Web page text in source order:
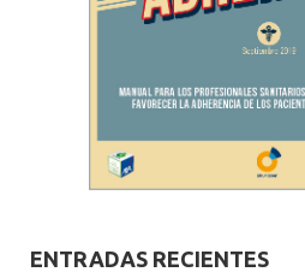
ENTRADAS RECIENTES